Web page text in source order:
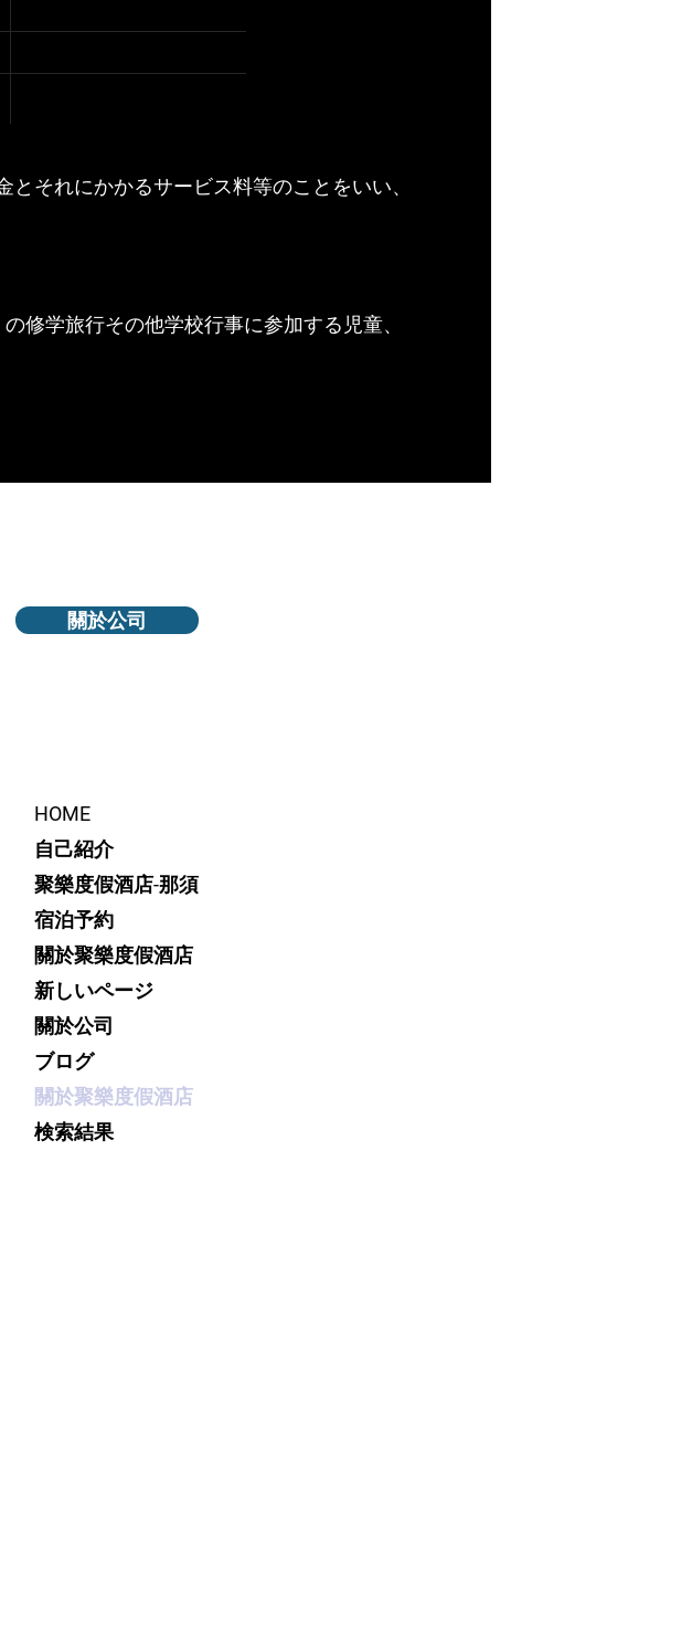
それにかかるサービス料等のことをいい、
修学旅行その他学校行事に参加する児童、
關於公司
HOME
自己紹介
聚樂度假酒店-那須
宿泊予約
關於聚樂度假酒店
新しいページ
關於公司
ブログ
關於聚樂度假酒店
検索結果